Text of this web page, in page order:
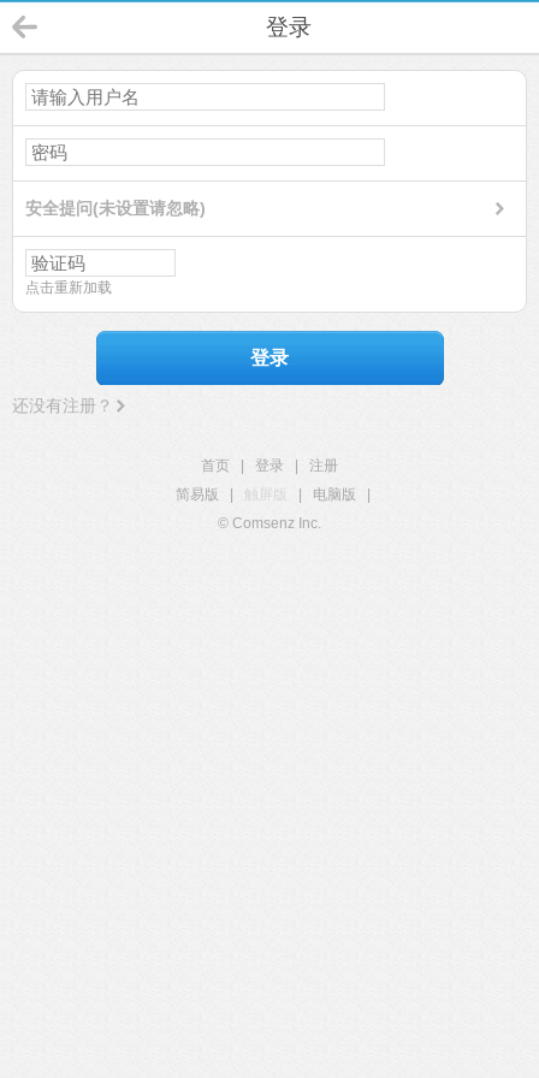
登录
安全提问(未设置请忽略)
点击重新加载
登录
还没有注册？
首页 登录
注册
简易版
触屏版 电脑版
© Comsenz Inc.